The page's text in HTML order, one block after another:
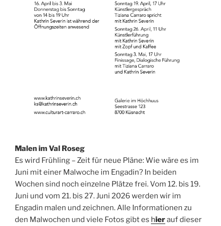
Malen im Val Roseg
Es wird Frühling – Zeit für neue Pläne: Wie wäre es im
Juni mit einer Malwoche im Engadin? In beiden
Wochen sind noch einzelne Plätze frei. Vom 12. bis 19.
Juni und vom 21. bis 27. Juni 2026 werden wir im
Engadin malen und zeichnen. Alle Informationen zu
den Malwochen und viele Fotos gibt es hierauf dieser